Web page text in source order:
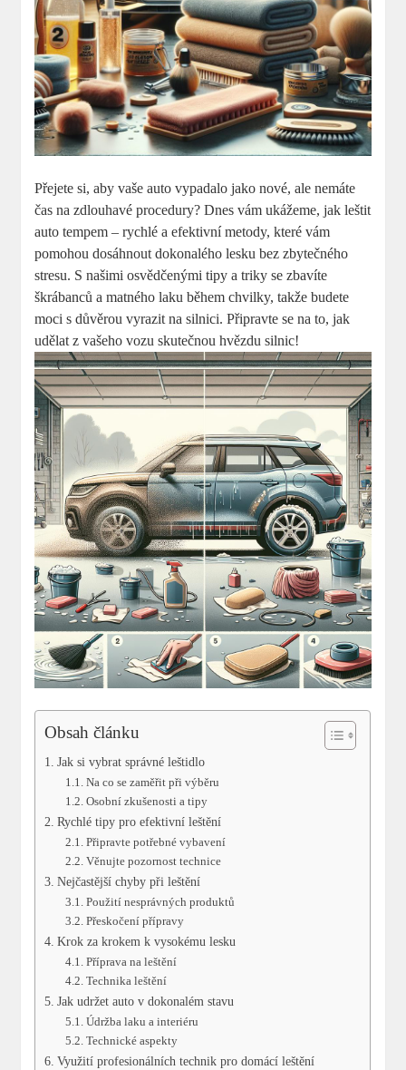
Přejete si, aby vaše auto vypadalo jako nové, ale nemáte
čas na zdlouhavé procedury? Dnes vám ukážeme, jak leštit
auto tempem – rychlé a efektivní metody, které vám
pomohou dosáhnout dokonalého lesku bez zbytečného
stresu. S našimi osvědčenými tipy a triky se zbavíte
škrábanců a matného laku během chvilky, takže budete
moci s důvěrou vyrazit na silnici. Připravte se na to, jak
udělat z vašeho vozu skutečnou hvězdu silnic!
Obsah článku
Jak si vybrat správné leštidlo
Na co se zaměřit při výběru
Osobní zkušenosti a tipy
Rychlé tipy pro efektivní leštění
Připravte potřebné vybavení
Věnujte pozornost technice
Nejčastější chyby při leštění
Použití nesprávných produktů
Přeskočení přípravy
Krok za krokem k vysokému lesku
Příprava na leštění
Technika leštění
Jak udržet auto v dokonalém stavu
Údržba laku a interiéru
Technické aspekty
Využití profesionálních technik pro domácí leštění